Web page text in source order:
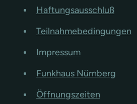
Haftungsausschluß
Teilnahmebedingungen
Impressum
Funkhaus Nürnberg
Öffnungszeiten